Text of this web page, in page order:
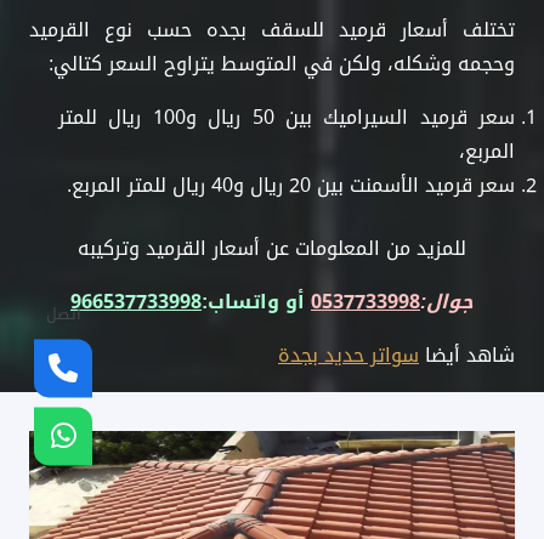
تختلف أسعار قرميد للسقف بجده حسب نوع القرميد
وحجمه وشكله، ولكن في المتوسط يتراوح السعر كتالي:
سعر قرميد السيراميك بين 50 ريال و100 ريال للمتر
المربع،
سعر قرميد الأسمنت بين 20 ريال و40 ريال للمتر المربع.
للمزيد من المعلومات عن أسعار القرميد وتركيبه
جوال:0537733998أو واتساب:966537733998
شاهد أيضاسواتر حديد بجدة
اتصل